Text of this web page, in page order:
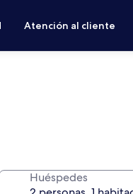
Atención al cliente
Huéspedes